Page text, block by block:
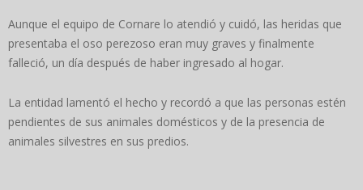
Aunque el equipo de Cornare lo atendió y cuidó, las heridas que
presentaba el oso perezoso eran muy graves y finalmente
falleció, un día después de haber ingresado al hogar.
La entidad lamentó el hecho y recordó a que las personas estén
pendientes de sus animales domésticos y de la presencia de
animales silvestres en sus predios.